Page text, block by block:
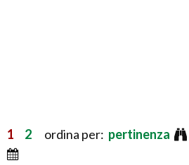
1 2 ordina per: pertinenza